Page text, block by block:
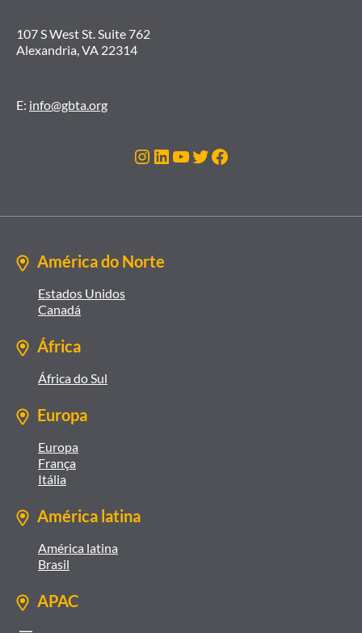
107 S West St. Suite 762
Alexandria, VA 22314
E: info@gbta.org
Instagram
LinkedIn
Youtube
Twitter
Facebook
América do Norte
Estados Unidos
Canadá
África
África do Sul
Europa
Europa
França
Itália
América latina
América latina
Brasil
APAC